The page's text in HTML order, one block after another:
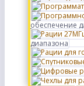
обеспечение
диапазона